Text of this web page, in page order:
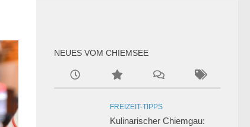
NEUES VOM CHIEMSEE
FREIZEIT-TIPPS
Kulinarischer Chiemgau: